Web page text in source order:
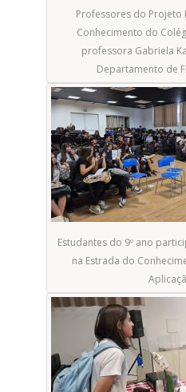
Professores do Projeto
Conhecimento do
professora Gabriela
Departamento de
Estudantes do 9º ano
na Estrada do